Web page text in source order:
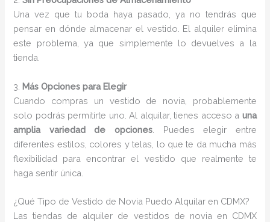
Una vez que tu boda haya pasado, ya no tendrás que
pensar en dónde almacenar el vestido. El alquiler elimina
este problema, ya que simplemente lo devuelves a la
tienda.
3. Más Opciones para Elegir
Cuando compras un vestido de novia, probablemente
solo podrás permitirte uno. Al alquilar, tienes acceso a una
amplia variedad de opciones . Puedes elegir entre
diferentes estilos, colores y telas, lo que te da mucha más
flexibilidad para encontrar el vestido que realmente te
haga sentir única.
¿Qué Tipo de Vestido de Novia Puedo Alquilar en CDMX?
Las tiendas de alquiler de vestidos de novia en CDMX